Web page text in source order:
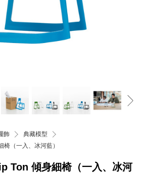
飾
典藏模型
（一入、冰河藍）
Ton 傾身細椅（一入、冰河